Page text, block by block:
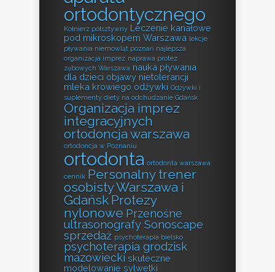
ortodontycznego
Kołnierz półsztywny Leczenie kanałowe
pod mikroskopem Warszawa
lekcje
pływania niemowląt poznań najlepsza
organizacja imprez naprawa protez
zębowych Warszawa nauka pływania
dla dzieci objawy nietolerancji
mleka krowiego odżywki Odżywki i
suplementy diety na odchudzanie Gdańsk
Organizacja imprez
integracyjnych
ortodoncja warszawa
ortodoncja w Poznaniu
ortodonta ortodonta warszawa
cennik Personalny trener
osobisty Warszawa i
Gdańsk Protezy
nylonowe Przenośne
ultrasonografy Sonoscape
sprzedaż psychoterapia bielsko
psychoterapia grodzisk
mazowiecki skuteczne
modelowanie sylwetki